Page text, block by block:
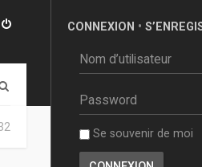
c
CONNEXION •
Se souvenir de moi